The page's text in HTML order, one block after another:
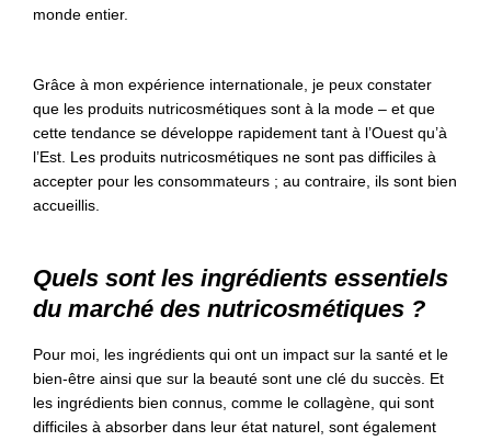
monde entier.
Grâce à mon expérience internationale, je peux constater
que les produits nutricosmétiques sont à la mode – et que
cette tendance se développe rapidement tant à l’Ouest qu’à
l’Est. Les produits nutricosmétiques ne sont pas difficiles à
accepter pour les consommateurs ; au contraire, ils sont bien
accueillis.
Quels sont les ingrédients essentiels
du marché des nutricosmétiques ?
Pour moi, les ingrédients qui ont un impact sur la santé et le
bien-être ainsi que sur la beauté sont une clé du succès. Et
les ingrédients bien connus, comme le collagène, qui sont
difficiles à absorber dans leur état naturel, sont également